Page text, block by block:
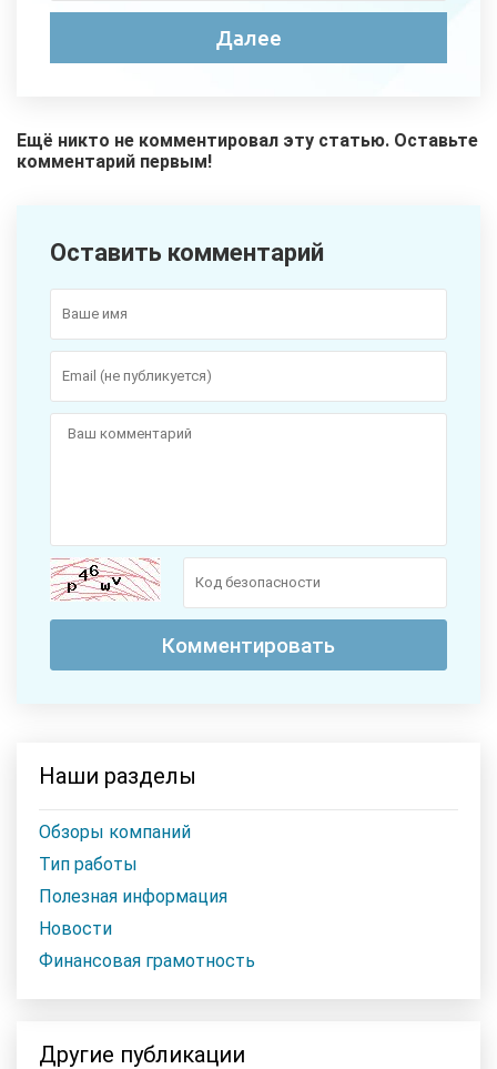
Ещё никто не комментировал эту статью. Оставьте
комментарий первым!
Оставить комментарий
Наши разделы
Обзоры компаний
Тип работы
Полезная информация
Новости
Финансовая грамотность
Другие публикации